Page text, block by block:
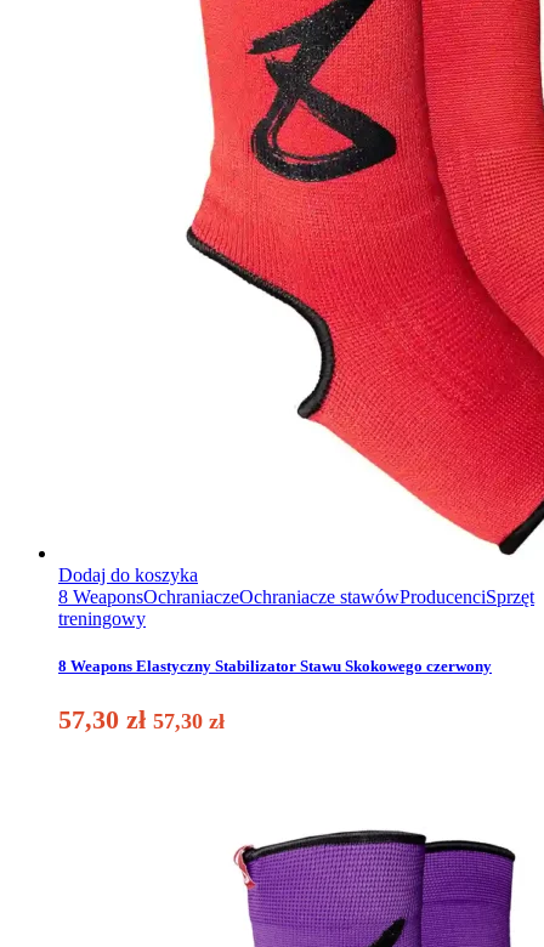
Dodaj do koszyka
8 WeaponsOchraniaczeOchraniacze stawówProducenciSprzęt
treningowy
8 Weapons Elastyczny Stabilizator Stawu Skokowego czerwony
57,30 zł 57,30 zł